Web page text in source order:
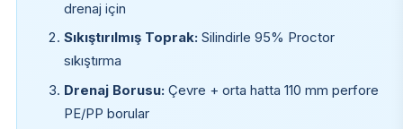
drenaj için
Sıkıştırılmış Toprak: Silindirle 95% Proctor
sıkıştırma
Drenaj Borusu: Çevre + orta hatta 110 mm perfore
PE/PP borular